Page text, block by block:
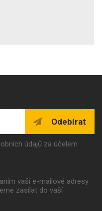
Odebírat
údajů za účelem
vaší e-mailové adresy
zasílat do vaší